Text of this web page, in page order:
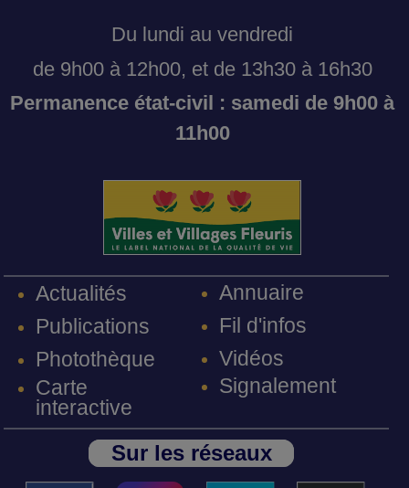
Du lundi au vendredi
de 9h00 à 12h00, et de 13h30 à 16h30
Permanence état-civil : samedi de 9h00 à
11h00
Actualités
Publications
Photothèque
Carte
interactive
Annuaire
Fil d'infos
Vidéos
Signalement
Sur les réseaux